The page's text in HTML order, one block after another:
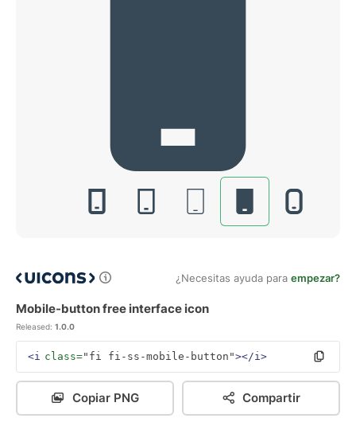
¿Necesitas ayuda para empezar?
Mobile-button free interface icon
Released: 1.0.0
<i class="fi fi-ss-mobile-button"></i>
Copiar PNG Compartir